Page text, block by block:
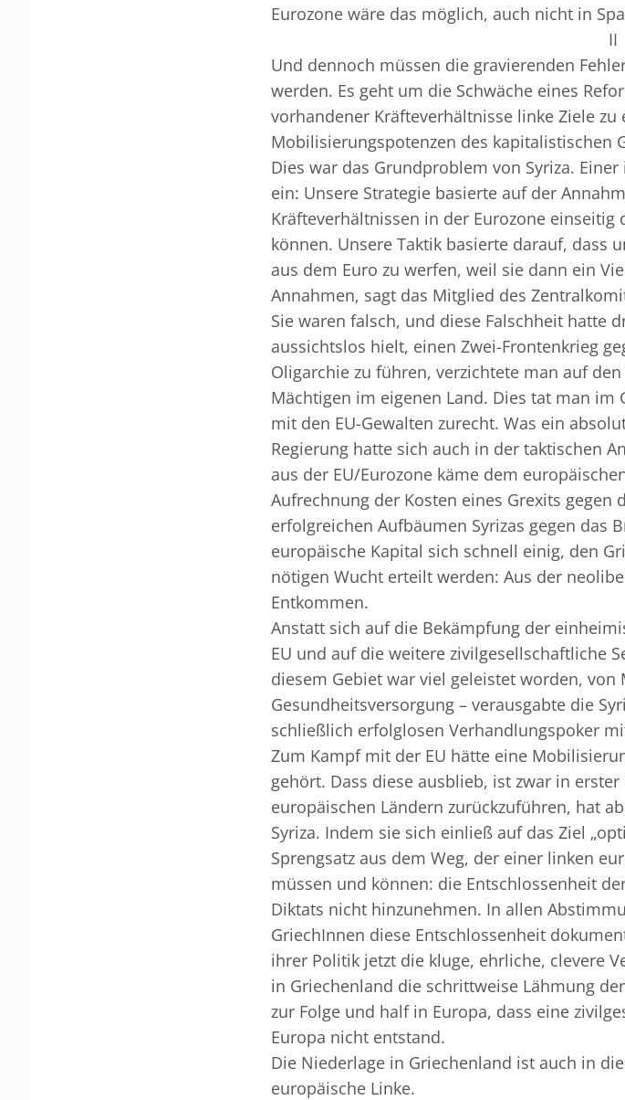
Eurozone wäre das möglich, auch nicht in
II
Und dennoch müssen die gravierenden
werden. Es geht um die Schwäche eines
vorhandener Kräfteverhältnisse linke Ziele
Mobilisierungspotenzen des kapitalistischen
Dies war das Grundproblem von Syriza.
ein: Unsere Strategie basierte auf der
Kräfteverhältnissen in der Eurozone
können. Unsere Taktik basierte darauf, dass
aus dem Euro zu werfen, weil sie dann ein
Annahmen, sagt das Mitglied des
Sie waren falsch, und diese Falschheit hatte
aussichtslos hielt, einen Zwei-Frontenkrieg
Oligarchie zu führen, verzichtete man auf
Mächtigen im eigenen Land. Dies tat man
mit den EU-Gewalten zurecht. Was ein
Regierung hatte sich auch in der taktischen
aus der EU/Eurozone käme dem
Aufrechnung der Kosten eines Grexits
erfolgreichen Aufbäumen Syrizas gegen das
europäische Kapital sich schnell einig, den
nötigen Wucht erteilt werden: Aus der
Entkommen.
Anstatt sich auf die Bekämpfung der
EU und auf die weitere zivilgesellschaftliche
diesem Gebiet war viel geleistet worden,
Gesundheitsversorgung – verausgabte die
schließlich erfolglosen Verhandlungspoker
Zum Kampf mit der EU hätte eine
gehört. Dass diese ausblieb, ist zwar in
europäischen Ländern zurückzuführen, hat
Syriza. Indem sie sich einließ auf das Ziel
Sprengsatz aus dem Weg, der einer linken
müssen und können: die Entschlossenheit
Diktats nicht hinzunehmen. In allen
GriechInnen diese Entschlossenheit
ihrer Politik jetzt die kluge, ehrliche, clevere
in Griechenland die schrittweise Lähmung
zur Folge und half in Europa, dass eine
Europa nicht entstand.
Die Niederlage in Griechenland ist auch in
europäische Linke.